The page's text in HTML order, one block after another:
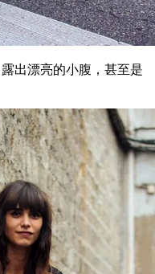
出漂亮的小腹，甚至是